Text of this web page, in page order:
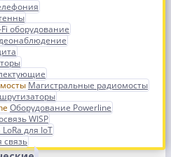
оборудование
Магистральные радиомосты
Оборудование Powerline
WISP
для IoT
связь